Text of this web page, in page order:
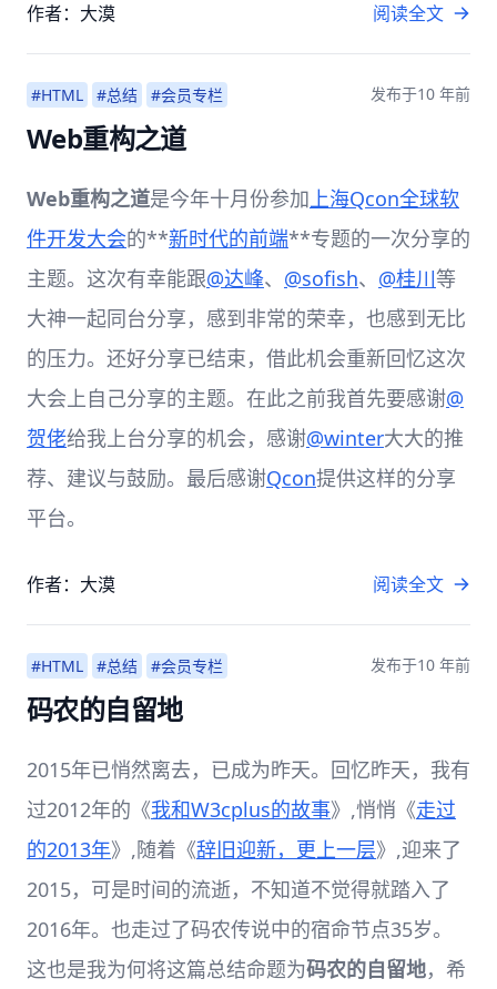
作者：大漠 阅读全文
#HTML #总结 #会员专栏 发布于10 年前
Web重构之道
Web重构之道是今年十月份参加上海Qcon全球软
件开发大会的**新时代的前端**专题的一次分享的
主题。这次有幸能跟@达峰、 @sofish、 @桂川等
大神一起同台分享，感到非常的荣幸，也感到无比
的压力。还好分享已结束，借此机会重新回忆这次
大会上自己分享的主题。在此之前我首先要感谢@
贺佬给我上台分享的机会，感谢@winter大大的推
荐、建议与鼓励。最后感谢Qcon提供这样的分享
平台。
作者：大漠 阅读全文
#HTML #总结 #会员专栏 发布于10 年前
码农的自留地
2015年已悄然离去，已成为昨天。回忆昨天，我有
过2012年的《我和W3cplus的故事》,悄悄《走过
的2013年》,随着《辞旧迎新，更上一层》,迎来了
2015，可是时间的流逝，不知道不觉得就踏入了
2016年。也走过了码农传说中的宿命节点35岁。
这也是我为何将这篇总结命题为码农的自留地，希